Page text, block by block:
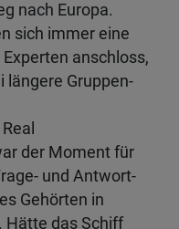
nach Europa.
sich immer eine
anschloss,
Gruppen-
der Moment für
und Antwort-
Gehörten in
Hätte das Schiff